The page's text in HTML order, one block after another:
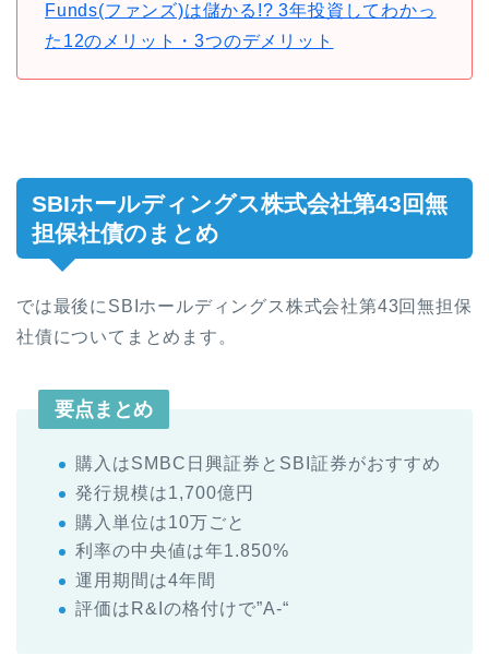
Funds(ファンズ)は儲かる!? 3年投資してわかっ
た12のメリット・3つのデメリット
SBIホールディングス株式会社第43回無
担保社債のまとめ
では最後にSBIホールディングス株式会社第43回無担保
社債についてまとめます。
要点まとめ
購入はSMBC日興証券とSBI証券がおすすめ
発行規模は1,700億円
購入単位は10万ごと
利率の中央値は年1.850%
運用期間は4年間
評価はR&Iの格付けで”A-“